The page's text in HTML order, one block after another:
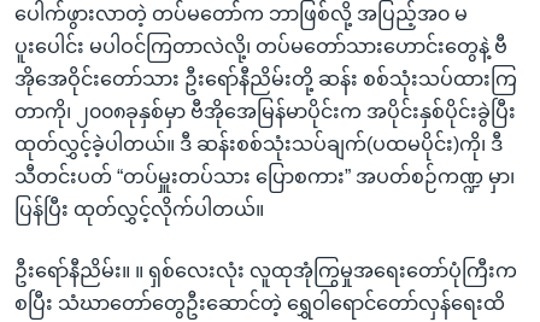
ရှာဖွေ
ရန်
နေရာ
သို့
ကျော်
ရန်
ဘာသာစကားများ
ပေါက်ဖွားလာတဲ့ တပ်မတော်က ဘာဖြစ်လို့ အပြည့်အ၀ မ
ပူးပေါင်း မပါဝင်ကြတာလဲလို့၊ တပ်မတော်သားဟောင်းတွေနဲ့ ဗီ
အိုအေဝိုင်းတော်သား ဦးရော်နီညိမ်းတို့ ဆန်း စစ်သုံးသပ်ထားကြ
တာကို၊ ၂၀၀၈ခုနှစ်မှာ ဗီအိုအေမြန်မာပိုင်းက အပိုင်းနှစ်ပိုင်းခွဲပြီး
ထုတ်လွှင့်ခဲ့ပါတယ်။ ဒီ ဆန်းစစ်သုံးသပ်ချက်(ပထမပိုင်း)ကို၊ ဒီ
သီတင်းပတ် “တပ်မှူးတပ်သား ပြောစကား” အပတ်စဉ်ကဏ္ဍ မှာ၊
ပြန်ပြီး ထုတ်လွှင့်လိုက်ပါတယ်။
ဦးရော်နီညိမ်း။ ။ ရှစ်လေးလုံး လူထုအုံကြွမှုအရေးတော်ပုံကြီးက
စပြီး သံဃာတော်တွေဦးဆောင်တဲ့ ရွှေဝါရောင်တော်လှန်ရေးထိ